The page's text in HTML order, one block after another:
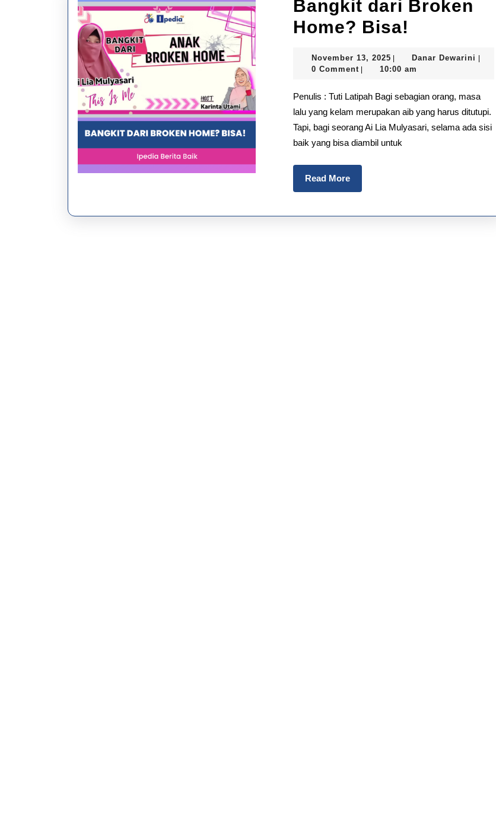
Bangkit dari Broken
Home? Bisa!
Broken
Home?
Bisa!
November 13, 2025 November
13,
Danar Dewarini Danar
0 Comment 10:00 am
Penulis : Tuti Latipah Bagi sebagian orang, masa
lalu yang kelam merupakan aib yang harus ditutupi.
Tapi, bagi seorang Ai Lia Mulyasari, selama ada sisi
baik yang bisa diambil untuk
Read MoreRead
More